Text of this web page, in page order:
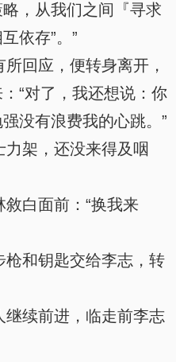
，从我们之间『寻求
依存”。”
回应，便转身离开，
“对了，我还想说：你
没有浪费我的心跳。”
架，还没来得及咽
白面前：“换我来
和钥匙交给李志，转
续前进，临走前李志